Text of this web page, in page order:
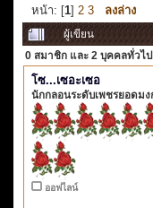
หน้า: [1] 2 3 ลงล่าง
ผู้เขียน
0 สมาชิก และ 2 บุคคลทั่วไ
โซ...เซอะเซอ
นักกลอนระดับเพชรยอดมง
ออฟไลน์